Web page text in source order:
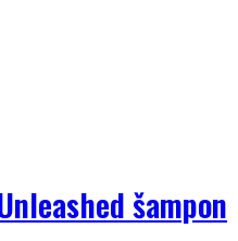
šampon